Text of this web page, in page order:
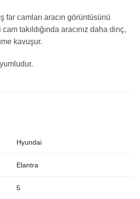
far camları aracın görüntüsünü
takıldığında aracınız daha dinç,
kavuşur.
Hyundai
Elantra
5